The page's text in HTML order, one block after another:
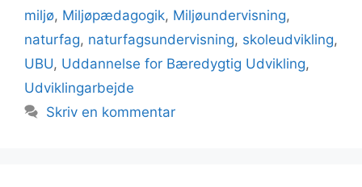
miljø, Miljøpædagogik, Miljøundervisning,
naturfag, naturfagsundervisning, skoleudvikling,
UBU, Uddannelse for Bæredygtig Udvikling,
Udviklingarbejde
Skriv en kommentar